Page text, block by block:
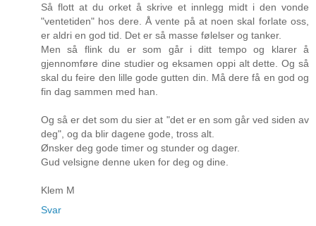
Så flott at du orket å skrive et innlegg midt i den vonde
"ventetiden" hos dere. Å vente på at noen skal forlate oss,
er aldri en god tid. Det er så masse følelser og tanker.
Men så flink du er som går i ditt tempo og klarer å
gjennomføre dine studier og eksamen oppi alt dette. Og så
skal du feire den lille gode gutten din. Må dere få en god og
fin dag sammen med han.
Og så er det som du sier at "det er en som går ved siden av
deg", og da blir dagene gode, tross alt.
Ønsker deg gode timer og stunder og dager.
Gud velsigne denne uken for deg og dine.
Klem M
Svar